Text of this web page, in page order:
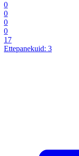
0
0
0
0
17
Ettepanekuid: 3